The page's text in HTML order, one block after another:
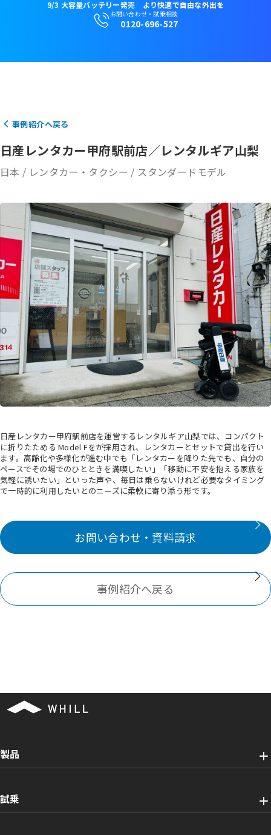
9/3 大容量バッテリー発売 より快適で自由な外出を
お問い合わせ・試乗相談
0120-696-527
販売店検索 アカウント
事例紹介へ戻る
日産レンタカー甲府駅前店／レンタルギア山梨
日本 / レンタカー・タクシー / スタンダードモデル
日産レンタカー甲府駅前店を運営するレンタルギア山梨では、コンパクト
に折りたためる Model Fをが採用され、レンタカーとセットで貸出を行い
ます。高齢化や多様化が進む中でも「レンタカーを降りた先でも、自分の
ペースでその場でのひとときを満喫したい」「移動に不安を抱える家族を
気軽に誘いたい」といった声や、毎日は乗らないけれど必要なタイミング
で一時的に利用したいとのニーズに柔軟に寄り添う形です。
お問い合わせ・資料請求
事例紹介へ戻る
製品
試乗